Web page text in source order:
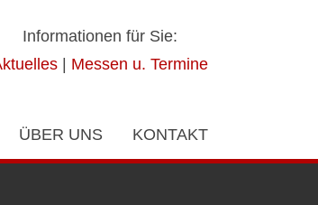
Informationen für Sie:
Messen u. Termine
ÜBER UNS KONTAKT